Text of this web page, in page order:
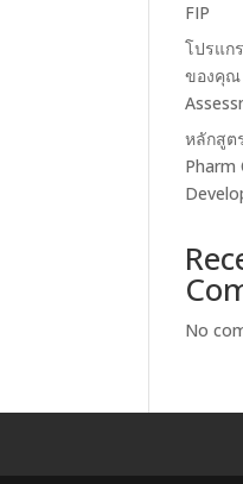
FIP
โปรแก
ของคุณ
หลักสูต
Pharm
No